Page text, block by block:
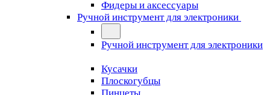
Фидеры и аксессуары
Ручной инструмент для электроники
Ручной инструмент для электроники
Кусачки
Плоскогубцы
Пинцеты